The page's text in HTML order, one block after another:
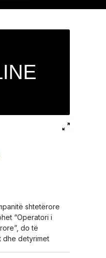
shtetërore
“Operatori i
do të
dhe detyrimet